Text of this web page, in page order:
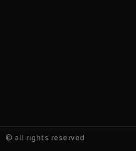
© all rights reserved